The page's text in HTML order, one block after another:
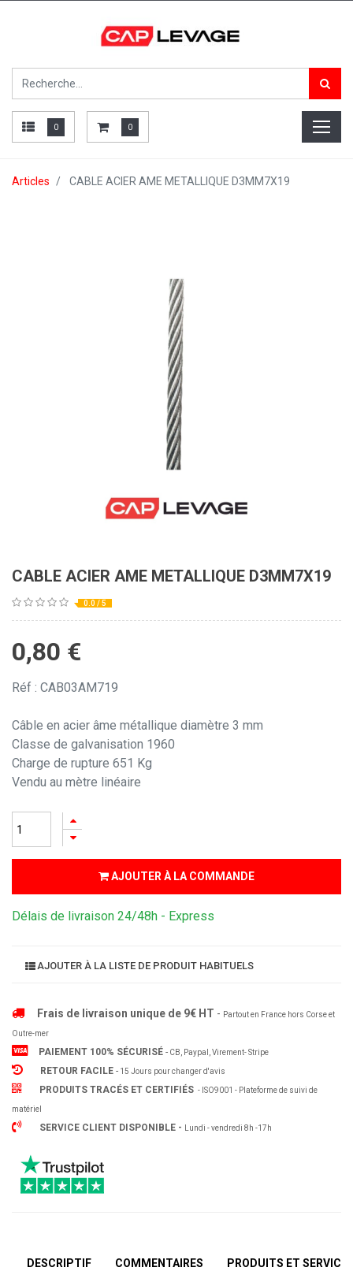
0 0
Articles CABLE ACIER AME METALLIQUE D3MM7X19
CABLE ACIER AME METALLIQUE D3MM7X19
0.0 / 5
0,80 €
Réf : CAB03AM719
Câble en acier âme métallique diamètre 3 mm
Classe de galvanisation 1960
Charge de rupture 651 Kg
Vendu au mètre linéaire
AJOUTER À LA COMMANDE
Délais de livraison 24/48h - Express
AJOUTER À LA LISTE DE PRODUIT HABITUELS
Frais de livraison unique de 9€ HT - Partout en France hors Corse et
Outre-mer
PAIEMENT 100% SÉCURISÉ - CB, Paypal, Virement- Stripe
RETOUR FACILE - 15 Jours pour changer d'avis
PRODUITS TRACÉS ET CERTIFIÉS - ISO9001 - Plateforme de suivi de
matériel
SERVICE CLIENT DISPONIBLE - Lundi - vendredi 8h -17h
DESCRIPTIF COMMENTAIRES PRODUITS ET